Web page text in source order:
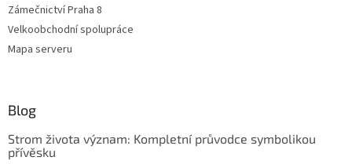
Zámečnictví Praha 8
Velkoobchodní spolupráce
Mapa serveru
Blog
Strom života význam: Kompletní průvodce symbolikou
přívěsku